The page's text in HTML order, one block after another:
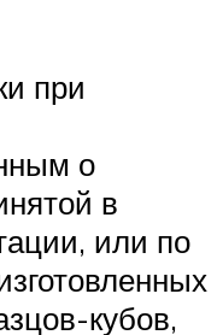
при
о
в
или по
кубов,